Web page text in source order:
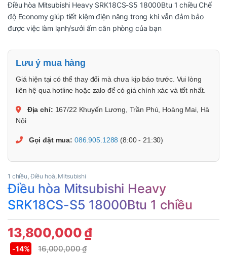
Điều hòa Mitsubishi Heavy SRK18CS-S5 18000Btu 1 chiều Chế
độ Economy giúp tiết kiệm điện năng trong khi vẫn đảm bảo
được việc làm lạnh/sưởi ấm căn phòng của bạn
Lưu ý mua hàng
Giá hiện tại có thể thay đổi mà chưa kịp báo trước. Vui lòng
liên hệ qua hotline hoặc zalo để có giá chính xác và tốt nhất.
Địa chỉ: 167/22 Khuyến Lương, Trần Phú, Hoàng Mai, Hà
Nội
Gọi đặt mua: 086.905.1288 (8:00 - 21:30)
1 chiều,Điều hoà, Mitsubishi
Điều hòa Mitsubishi Heavy
SRK18CS-S5 18000Btu 1 chiều
13,800,000 ₫
16,000,000₫
-14%